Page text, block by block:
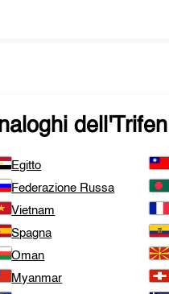
dell'Trifen
Egitto
Federazione Russa
Vietnam
Spagna
Oman
Myanmar